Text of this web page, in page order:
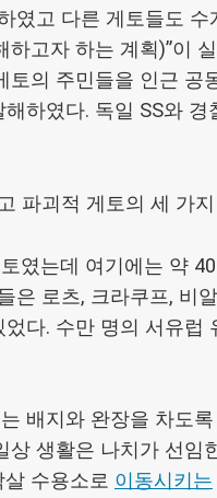
였고 다른 게토들도
고자 하는 계획)”이
의 주민들을 인근 공
해하였다. 독일 SS와
파괴적 게토의 세 가
였는데 여기에는 약
은 로츠, 크라쿠프, 비
다. 수만 명의 서유럽
배지와 완장을 차도
생활은 나치가 선
수용소로 이동시키는